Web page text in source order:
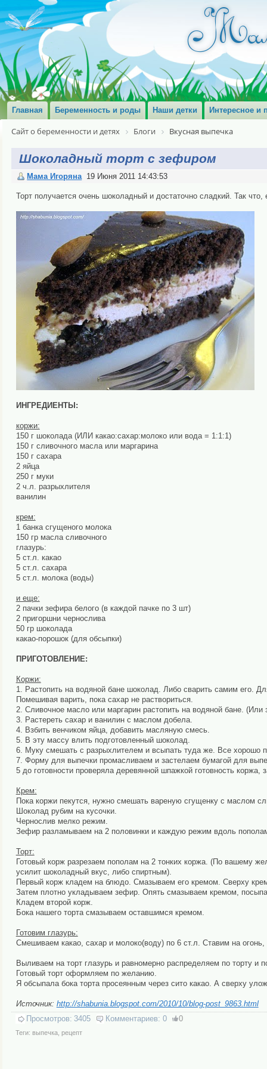
Главная Беременность и роды Наши детки Интересное и
Сайт о беременности и детях Блоги Вкусная выпечка
Шоколадный торт с зефиром
Мама Игоряна 19 Июня 2011 14:43:53
Торт получается очень шоколадный и достаточно сладкий. Так
ИНГРЕДИЕНТЫ:
коржи:
150 г шоколада (ИЛИ какао:сахар:молоко или вода = 1:1:1)
150 г сливочного масла или маргарина
150 г сахара
2 яйца
250 г муки
2 ч.л. разрыхлителя
ванилин
крем:
1 банка сгущеного молока
150 гр масла сливочного
глазурь:
5 ст.л. какао
5 ст.л. сахара
5 ст.л. молока (воды)
и еще:
2 пачки зефира белого (в каждой пачке по 3 шт)
2 пригоршни чернослива
50 гр шоколада
какао-порошок (для обсыпки)
ПРИГОТОВЛЕНИЕ:
Коржи:
1. Растопить на водяной бане шоколад. Либо сварить самим его.
Помешивая варить, пока сахар не раствориться.
2. Сливочное масло или маргарин растопить на водяной бане. (Или
3. Растереть сахар и ванилин с маслом добела.
4. Взбить венчиком яйца, добавить масляную смесь.
5. В эту массу влить подготовленный шоколад.
6. Муку смешать с разрыхлителем и всыпать туда же. Все хорошо
7. Форму для выпечки промасливаем и застелаем бумагой для
5 до готовности проверяла деревянной шпажкой готовность
Крем:
Пока коржи пекутся, нужно смешать вареную сгущенку с маслом
Шоколад рубим на кусочки.
Чернослив мелко режим.
Зефир разламываем на 2 половинки и каждую режим вдоль
Торт:
Готовый корж разрезаем пополам на 2 тонких коржа. (По вашему
усилит шоколадный вкус, либо спиртным).
Первый корж кладем на блюдо. Смазываем его кремом. Сверху
Затем плотно укладываем зефир. Опять смазываем кремом,
Кладем второй корж.
Бока нашего торта смазываем оставшимся кремом.
Готовим глазурь:
Смешиваем какао, сахар и молоко(воду) по 6 ст.л. Ставим на
Выливаем на торт глазурь и равномерно распределяем по торту и
Готовый торт оформляем по желанию.
Я обсыпала бока торта просеянным через сито какао. А сверху
Источник: http://shabunia.blogspot.com/2010/10/blog-post_9863.html
Просмотров: 3405 Комментариев: 0 0
Теги: выпечка, рецепт